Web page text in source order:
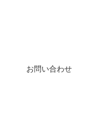
お問い合わせ